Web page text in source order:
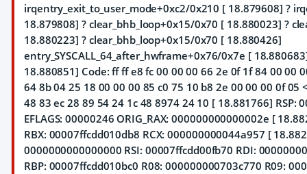
irqentry_exit_to_user_mode+0xc2/0x210 [ 18.879608] ?
18.879808] ? clear_bhb_loop+0x15/0x70 [ 18.880023] ?
18.880223] ? clear_bhb_loop+0x15/0x70 [ 18.880426]
entry_SYSCALL_64_after_hwframe+0x76/0x7e [
18.880851] Code: ff ff e8 fc 00 00 00 66 2e 0f 1f 84 00 00
64 8b 04 25 18 00 00 00 85 c0 75 10 b8 2e 00 00 00 0f 05
48 83 ec 28 89 54 24 1c 48 8974 24 10 [ 18.881766] RSP:
EFLAGS: 00000246 ORIG_RAX: 000000000000002e [
RBX: 00007ffcdd010db8 RCX: 000000000044a957 [
0000000000000000 RSI: 00007ffcdd00fb70 RDI:
RBP: 00007ffcdd010bc0 R08: 000000000703c770 R09: